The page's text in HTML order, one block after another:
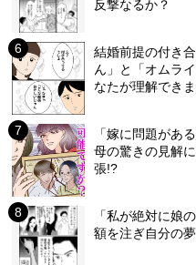
反撃なるか？
結婚前提の付き
ん」と「オムラ
なたが理解できま
「嫁に問題があ
母の驚きの見解
張!?
「私が絶対に娘
額を注ぎ自分の